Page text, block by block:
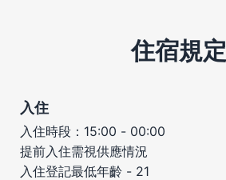
住宿規定
入住
入住時段：15:00 - 00:00
提前入住需視供應情況
入住登記最低年齡 - 21